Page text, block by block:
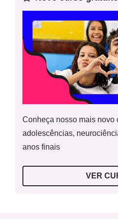
Conheça nosso mais novo
adolescências,
anos finais
VER